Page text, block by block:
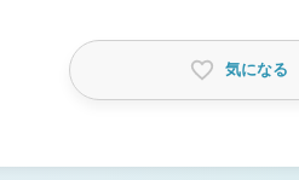
気になる